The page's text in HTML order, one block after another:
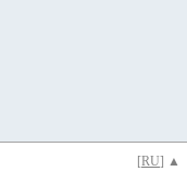
[RU] ▲